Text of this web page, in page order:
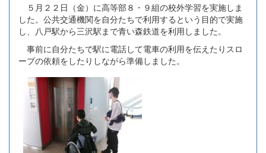
５月２２日（金）に高等部８・９組の校外学習を実施しま
した。公共交通機関を自分たちで利用するという目的で実施
し、八戸駅から三沢駅まで青い森鉄道を利用しました。
事前に自分たちで駅に電話して電車の利用を伝えたりスロ
ープの依頼をしたりしながら準備しました。